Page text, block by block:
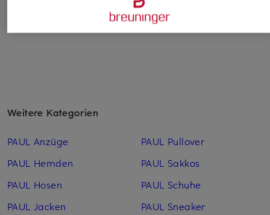
Weitere Kategorien
PAUL Anzüge
PAUL Hemden
PAUL Hosen
PAUL Jacken
PAUL Pullover
PAUL Sakkos
PAUL Schuhe
PAUL Sneaker